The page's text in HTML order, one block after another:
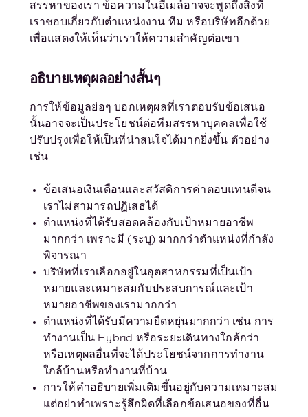
สรรหาของเรา ข้อความในอีเมล์อาจจะพูดถึงสิ่งที่
เราชอบเกี่ยวกับตำแหน่งงาน ทีม หรือบริษัทอีกด้วย
เพื่อแสดงให้เห็นว่าเราให้ความสำคัญต่อเขา
อธิบายเหตุผลอย่างสั้นๆ
การให้ข้อมูลย่อๆ บอกเหตุผลที่เราตอบรับข้อเสนอ
นั้นอาจจะเป็นประโยชน์ต่อทีมสรรหาบุคคลเพื่อใช้
ปรับปรุงเพื่อให้เป็นที่น่าสนใจได้มากยิ่งขึ้น ตัวอย่าง
เช่น
ข้อเสนอเงินเดือนและสวัสดิการค่าตอบแทนดีจน
เราไม่สามารถปฏิเสธได้
ตำแหน่งที่ได้รับสอดคล้องกับเป้าหมายอาชีพ
มากกว่า เพราะมี (ระบุ) มากกว่าตำแหน่งที่กำลัง
พิจารณา
บริษัทที่เราเลือกอยู่ในอุตสาหกรรมที่เป็นเป้า
หมายและเหมาะสมกับประสบการณ์และเป้า
หมายอาชีพของเรามากกว่า
ตำแหน่งที่ได้รับมีความยืดหยุ่นมากกว่า เช่น การ
ทำงานเป็น Hybrid หรือระยะเดินทางใกล้กว่า
หรือเหตุผลอื่นที่จะได้ประโยชน์จากการทำงาน
ใกล้บ้านหรือทำงานที่บ้าน
การให้คำอธิบายเพิ่มเติมขึ้นอยู่กับความเหมาะสม
แต่อย่าทำเพราะรู้สึกผิดที่เลือกข้อเสนอของที่อื่น